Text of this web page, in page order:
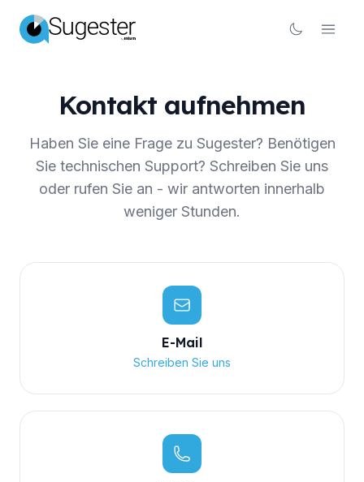
Kontakt aufnehmen
Haben Sie eine Frage zu Sugester? Benötigen
Sie technischen Support? Schreiben Sie uns
oder rufen Sie an - wir antworten innerhalb
weniger Stunden.
E-Mail
Schreiben Sie uns